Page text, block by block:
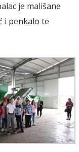
je mališane
i penkalo te